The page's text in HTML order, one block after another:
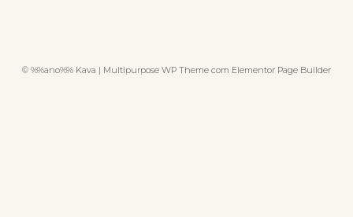
© %%ano%% Kava | Multipurpose WP Theme com Elementor Page Builder